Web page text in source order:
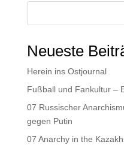
Neueste
Herein ins Ostjournal
Fußball und Fankultur –
07 Russischer
gegen Putin
07 Anarchy in the